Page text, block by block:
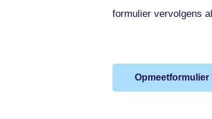
formulier vervolgens
Opmeetformulier